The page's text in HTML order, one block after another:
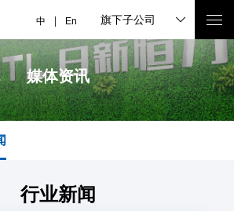
中 En 旗下子公司
媒体资讯
行业新闻